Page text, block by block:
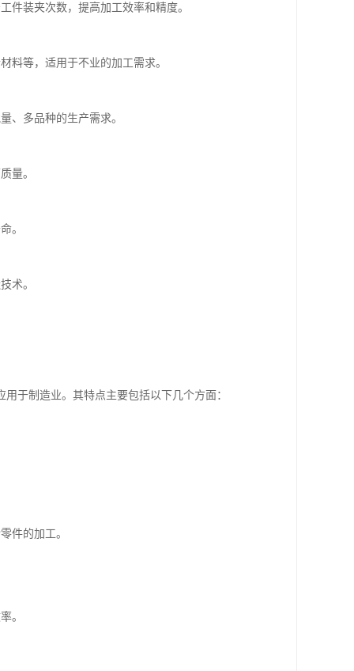
件装夹次数，提高加工效率和精度。
料等，适用于不业的加工需求。
、多品种的生产需求。
量。
。
术。
于制造业。其特点主要包括以下几个方面：
件的加工。
。